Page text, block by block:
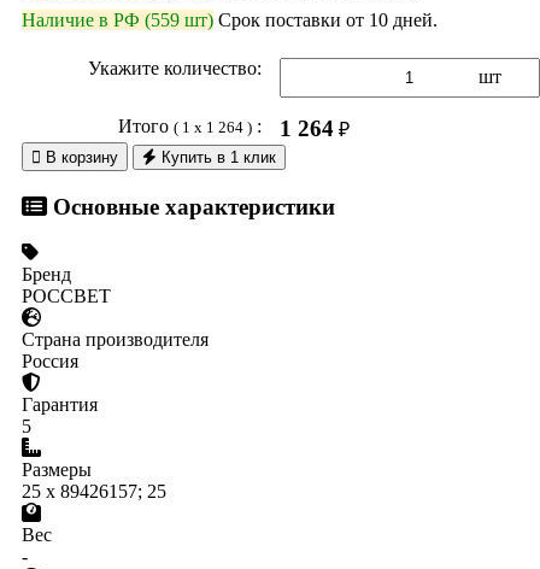
Наличие в РФ (559 шт) Срок поставки от 10 дней.
Укажите количество: шт
Итого ( 1 x 1 264 ): 1 264₽
 В корзину Купить в 1 клик
Основные характеристики
Бренд
РОССВЕТ
Страна производителя
Россия
Гарантия
5
Размеры
25 x 89426157; 25
Вес
-